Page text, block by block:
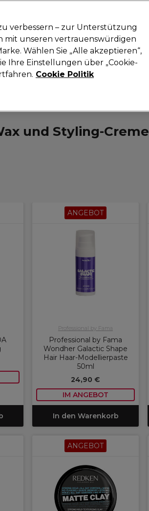
Kosmetik Herrenfriseur Inspiration
und Styling-Creme
ANGEBOT
Professional by Fama
Professional by Fama
Wondher Galactic Shape
Hair Haar-Modellierpaste
50ml
24,90 €
IM ANGEBOT
In den Warenkorb
ANGEBOT
verbessern – zur Unterstützung
mit unseren vertrauenswürdigen
Wählen Sie „Alle akzeptieren“,
Ihre Einstellungen über „Cookie-
Cookie Politik